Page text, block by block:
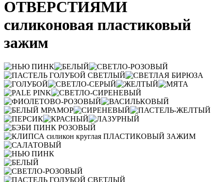
ОТВЕРСТИЯМИ
силиконовая пластиковый
зажим